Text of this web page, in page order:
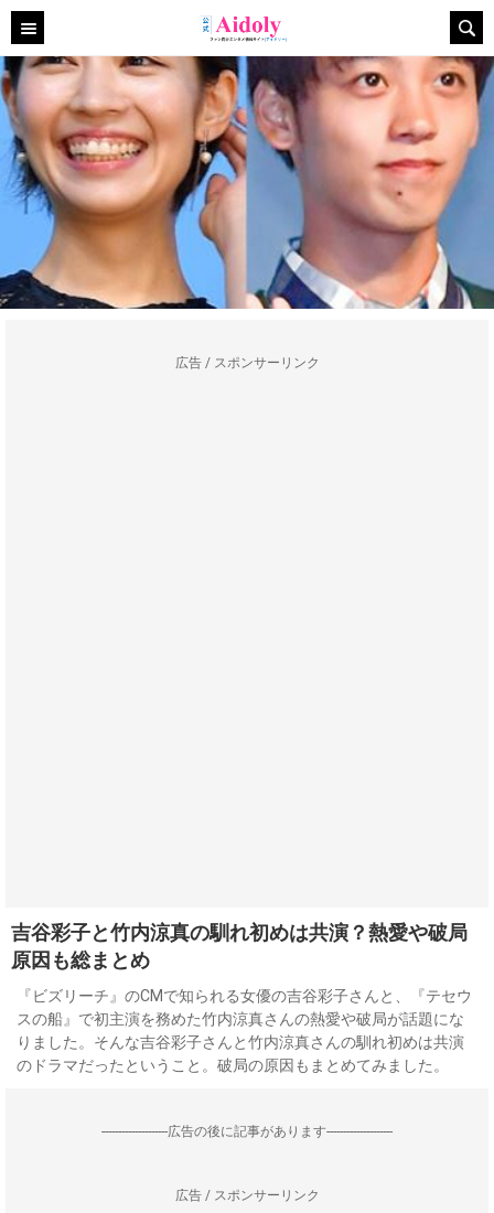
広告 / スポンサーリンク
吉谷彩子と竹内涼真の馴れ初めは共演？熱愛や破局
原因も総まとめ
『ビズリーチ』のCMで知られる女優の吉谷彩子さんと、『テセウ
スの船』で初主演を務めた竹内涼真さんの熱愛や破局が話題にな
りました。そんな吉谷彩子さんと竹内涼真さんの馴れ初めは共演
のドラマだったということ。破局の原因もまとめてみました。
--------------------広告の後に記事があります--------------------
広告 / スポンサーリンク